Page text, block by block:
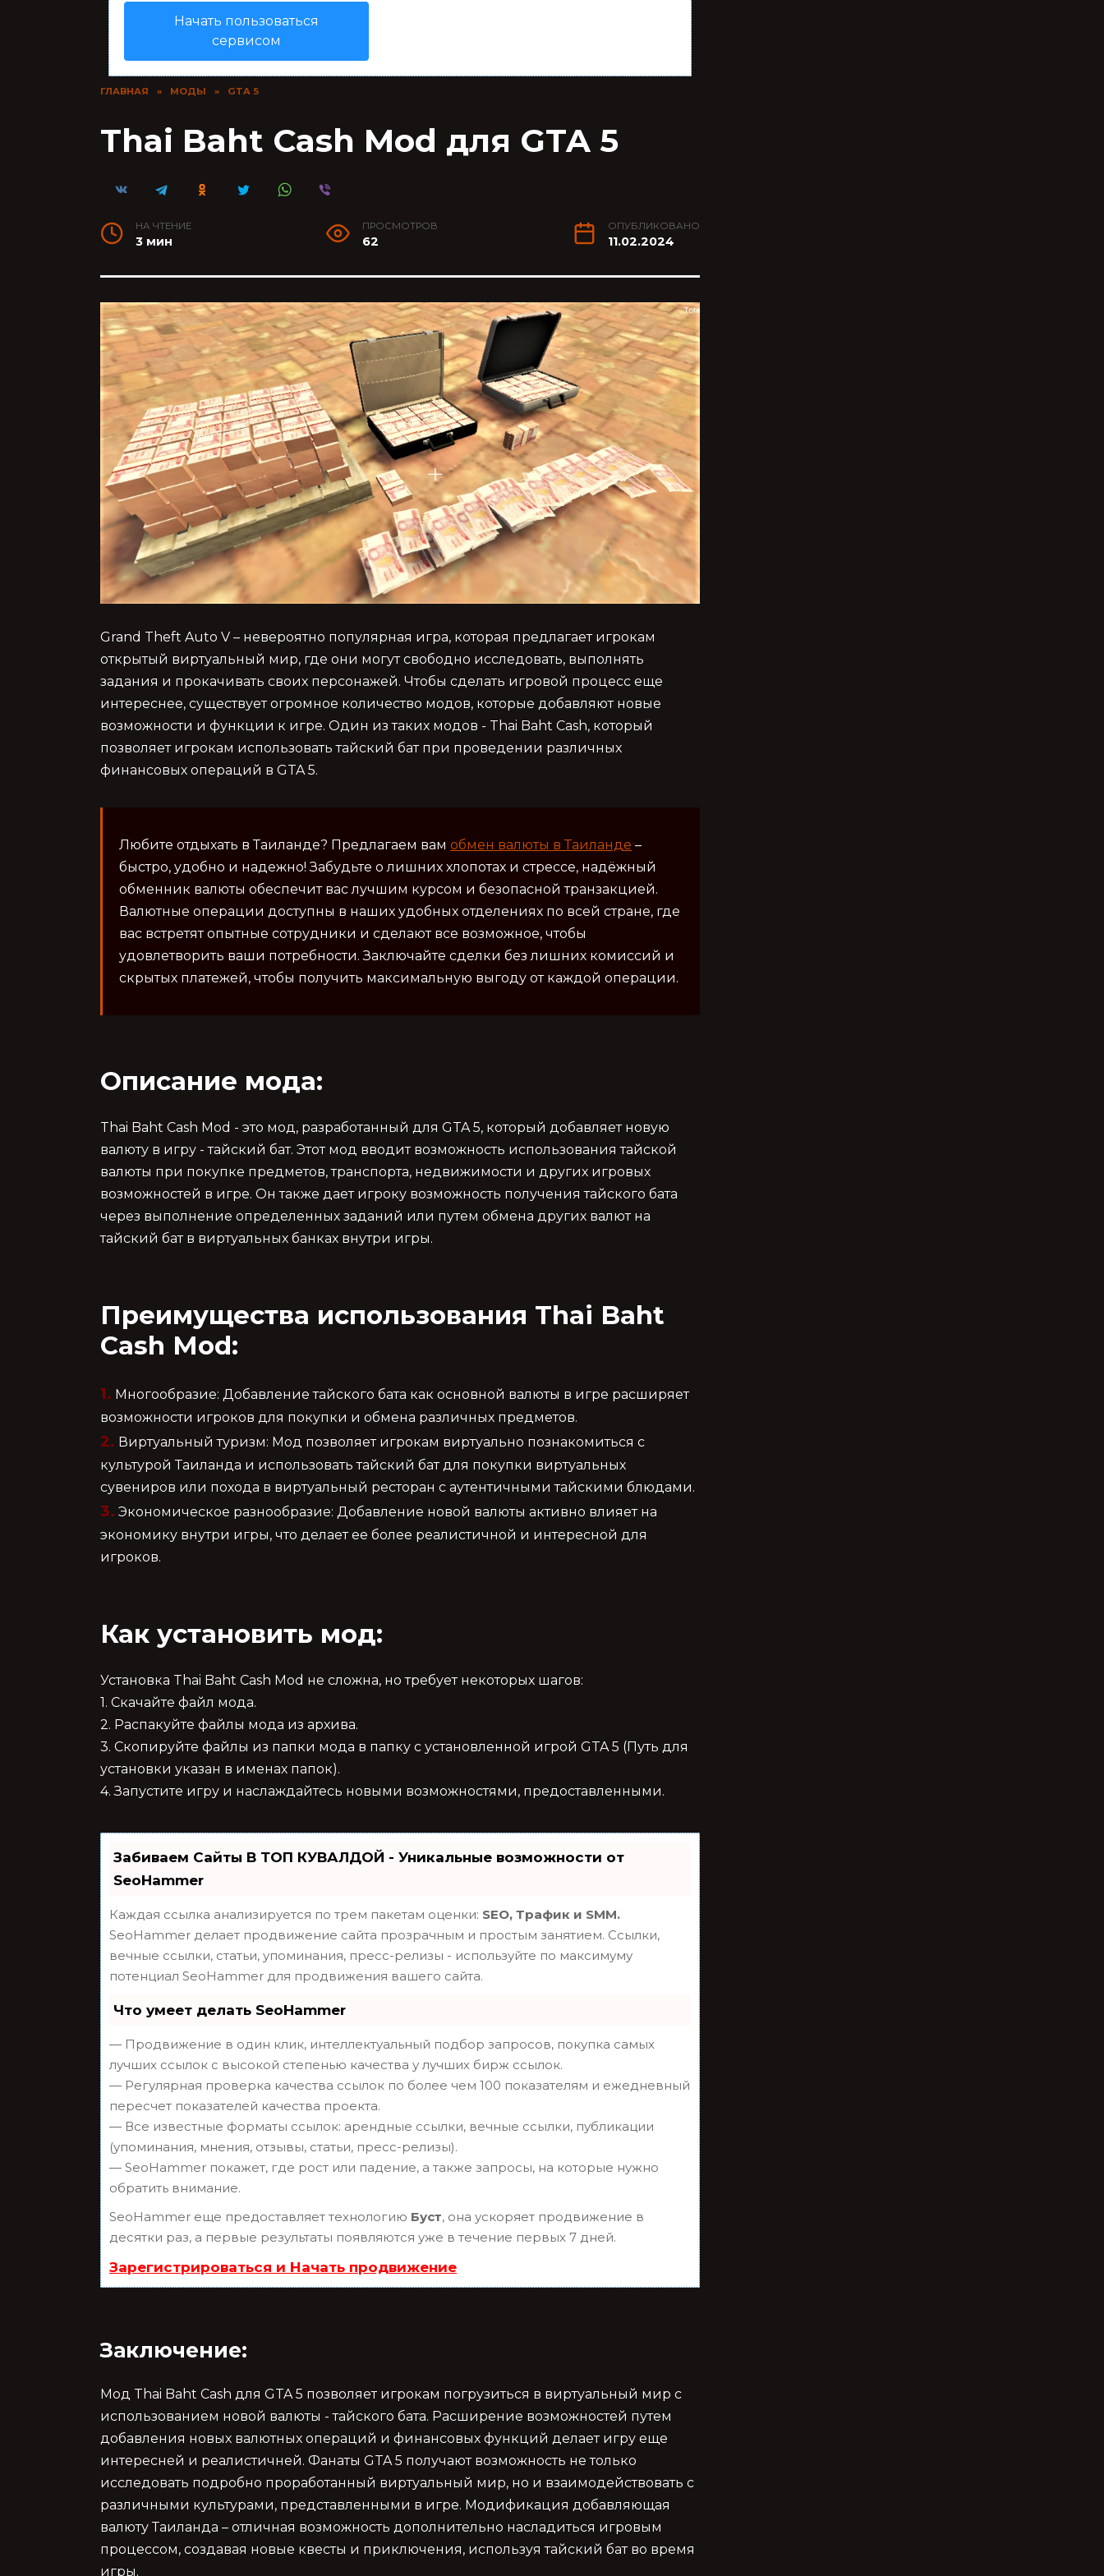
Начать пользоваться
сервисом
ГЛАВНАЯ » МОДЫ » GTA 5
Thai Baht Cash Mod для GTA 5
НА ЧТЕНИЕ
3 мин
ПРОСМОТРОВ
62
ОПУБЛИКОВАНО
11.02.2024
Grand Theft Auto V – невероятно популярная игра, которая предлагает игрокам
открытый виртуальный мир, где они могут свободно исследовать, выполнять
задания и прокачивать своих персонажей. Чтобы сделать игровой процесс еще
интереснее, существует огромное количество модов, которые добавляют новые
возможности и функции к игре. Один из таких модов - Thai Baht Cash, который
позволяет игрокам использовать тайский бат при проведении различных
финансовых операций в GTA 5.
Любите отдыхать в Таиланде? Предлагаем вам обмен валюты в Таиланде –
быстро, удобно и надежно! Забудьте о лишних хлопотах и стрессе, надёжный
обменник валюты обеспечит вас лучшим курсом и безопасной транзакцией.
Валютные операции доступны в наших удобных отделениях по всей стране, где
вас встретят опытные сотрудники и сделают все возможное, чтобы
удовлетворить ваши потребности. Заключайте сделки без лишних комиссий и
скрытых платежей, чтобы получить максимальную выгоду от каждой операции.
Описание мода:
Thai Baht Cash Mod - это мод, разработанный для GTA 5, который добавляет новую
валюту в игру - тайский бат. Этот мод вводит возможность использования тайской
валюты при покупке предметов, транспорта, недвижимости и других игровых
возможностей в игре. Он также дает игроку возможность получения тайского бата
через выполнение определенных заданий или путем обмена других валют на
тайский бат в виртуальных банках внутри игры.
Преимущества использования Thai Baht
Cash Mod:
1. Многообразие: Добавление тайского бата как основной валюты в игре расширяет
возможности игроков для покупки и обмена различных предметов.
2. Виртуальный туризм: Мод позволяет игрокам виртуально познакомиться с
культурой Таиланда и использовать тайский бат для покупки виртуальных
сувениров или похода в виртуальный ресторан с аутентичными тайскими блюдами.
3. Экономическое разнообразие: Добавление новой валюты активно влияет на
экономику внутри игры, что делает ее более реалистичной и интересной для
игроков.
Как установить мод:
Установка Thai Baht Cash Mod не сложна, но требует некоторых шагов:
1. Скачайте файл мода.
2. Распакуйте файлы мода из архива.
3. Скопируйте файлы из папки мода в папку с установленной игрой GTA 5 (Путь для
установки указан в именах папок).
4. Запустите игру и наслаждайтесь новыми возможностями, предоставленными.
Забиваем Сайты В ТОП КУВАЛДОЙ - Уникальные возможности от
SeoHammer
Каждая ссылка анализируется по трем пакетам оценки: SEO, Трафик и SMM.
SeoHammer делает продвижение сайта прозрачным и простым занятием. Ссылки,
вечные ссылки, статьи, упоминания, пресс-релизы - используйте по максимуму
потенциал SeoHammer для продвижения вашего сайта.
Что умеет делать SeoHammer
— Продвижение в один клик, интеллектуальный подбор запросов, покупка самых
лучших ссылок с высокой степенью качества у лучших бирж ссылок.
— Регулярная проверка качества ссылок по более чем 100 показателям и ежедневный
пересчет показателей качества проекта.
— Все известные форматы ссылок: арендные ссылки, вечные ссылки, публикации
(упоминания, мнения, отзывы, статьи, пресс-релизы).
— SeoHammer покажет, где рост или падение, а также запросы, на которые нужно
обратить внимание.
SeoHammer еще предоставляет технологию Буст, она ускоряет продвижение в
десятки раз, а первые результаты появляются уже в течение первых 7 дней.
Зарегистрироваться и Начать продвижение
Заключение:
Мод Thai Baht Cash для GTA 5 позволяет игрокам погрузиться в виртуальный мир с
использованием новой валюты - тайского бата. Расширение возможностей путем
добавления новых валютных операций и финансовых функций делает игру еще
интересней и реалистичней. Фанаты GTA 5 получают возможность не только
исследовать подробно проработанный виртуальный мир, но и взаимодействовать с
различными культурами, представленными в игре. Модификация добавляющая
валюту Таиланда – отличная возможность дополнительно насладиться игровым
процессом, создавая новые квесты и приключения, используя тайский бат во время
игры.